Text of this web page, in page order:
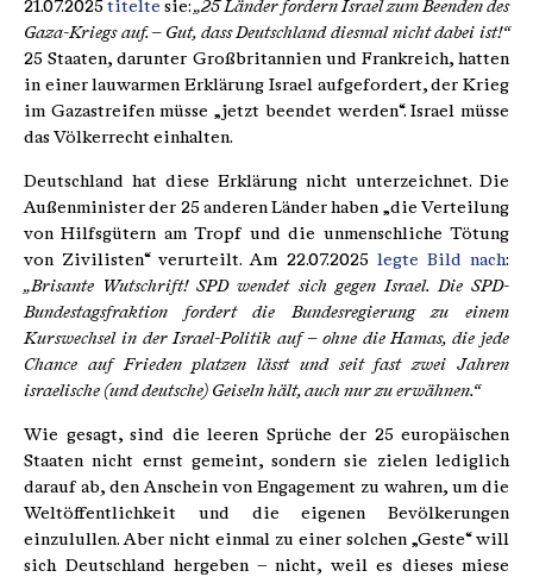
21.07.2025 titelte sie: „25 Länder fordern Israel zum Beenden des
Gaza-Kriegs auf. – Gut, dass Deutschland diesmal nicht dabei ist!“
25 Staaten, darunter Großbritannien und Frankreich, hatten
in einer lauwarmen Erklärung Israel aufgefordert, der Krieg
im Gazastreifen müsse „jetzt beendet werden“. Israel müsse
das Völkerrecht einhalten.
Deutschland hat diese Erklärung nicht unterzeichnet. Die
Außenminister der 25 anderen Länder haben „die Verteilung
von Hilfsgütern am Tropf und die unmenschliche Tötung
von Zivilisten“ verurteilt. Am 22.07.2025 legte Bild nach:
„Brisante Wutschrift! SPD wendet sich gegen Israel. Die SPD-
Bundestagsfraktion fordert die Bundesregierung zu einem
Kurswechsel in der Israel-Politik auf – ohne die Hamas, die jede
Chance auf Frieden platzen lässt und seit fast zwei Jahren
israelische (und deutsche) Geiseln hält, auch nur zu erwähnen.“
Wie gesagt, sind die leeren Sprüche der 25 europäischen
Staaten nicht ernst gemeint, sondern sie zielen lediglich
darauf ab, den Anschein von Engagement zu wahren, um die
Weltöffentlichkeit und die eigenen Bevölkerungen
einzulullen. Aber nicht einmal zu einer solchen „Geste“ will
sich Deutschland hergeben – nicht, weil es dieses miese